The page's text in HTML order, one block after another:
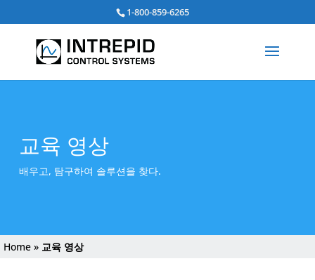
1-800-859-6265
교육 영상
배우고, 탐구하여 솔루션을 찾다.
Home » 교육 영상